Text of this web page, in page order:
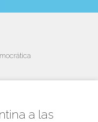
a las